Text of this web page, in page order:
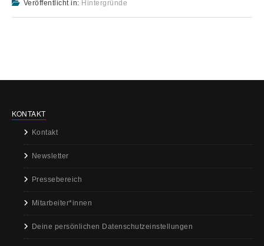
Veröffentlicht in: Hintergründe
KONTAKT
Kontakt
Newsletter
Pressebereich
Mitarbeiter*innen
Deine persönlichen Datenschutzeinstellungen